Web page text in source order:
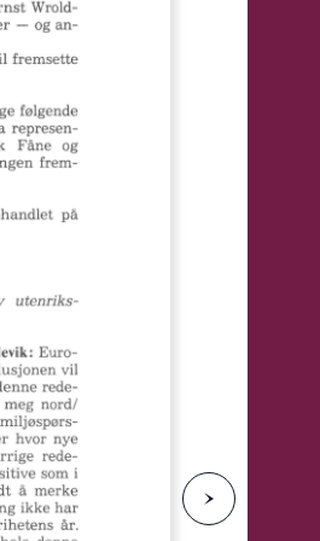
N
e
s
t
e
s
i
d
e